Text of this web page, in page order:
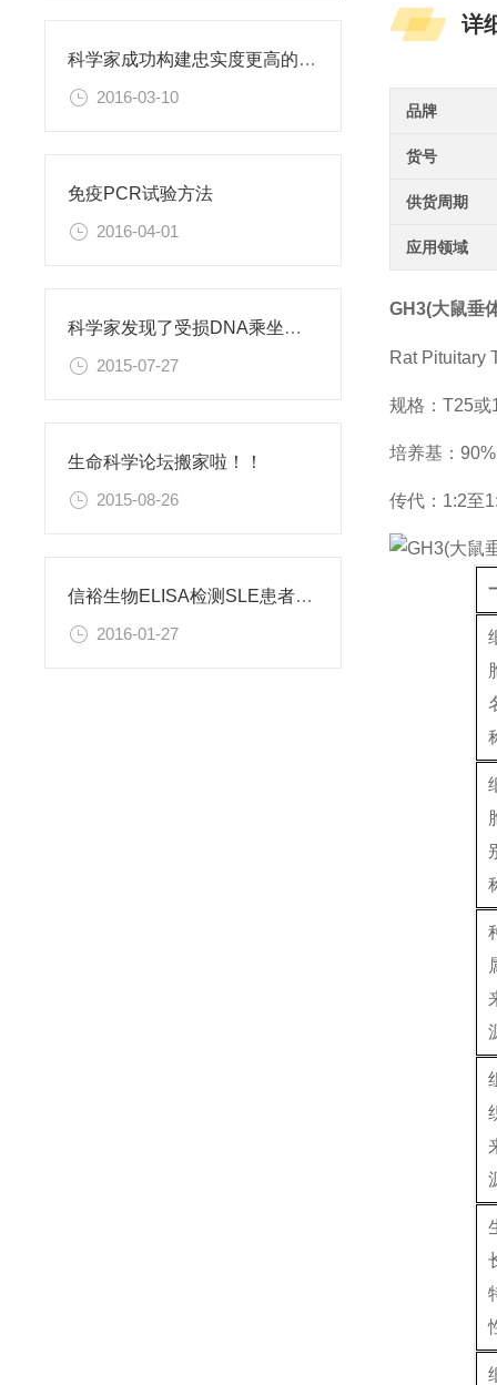
科学家成功构建忠实度更高的乳腺癌PDX模型
2016-03-10
免疫PCR试验方法
2016-04-01
科学家发现了受损DNA乘坐的救护车
2015-07-27
生命科学论坛搬家啦！！
2015-08-26
信裕生物ELISA检测SLE患者血清中抗双链DNA抗体
2016-01-27
详
品牌
货号
供货周期
应用领域
GH3(大鼠垂
Rat Pituitary
规格：T25或
培养基：
传代：1:2至